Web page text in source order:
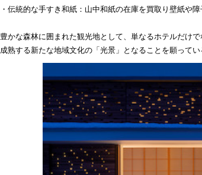
・伝統的な手すき和紙：山中和紙の在庫を買取り壁紙や障
豊かな森林に囲まれた観光地として、単なるホテルだけ
成熟する新たな地域文化の「光景」となることを願ってい